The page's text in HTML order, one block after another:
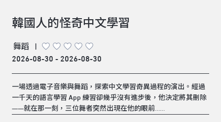
韓國人的怪奇中文學習
舞蹈
|
2026-08-30 - 2026-08-30
一場透過電子音樂與舞蹈，探索中文學習奇異過程的演出。經過
一千天的語言學習 App 練習卻幾乎沒有進步後，他決定將其刪除
——就在那一刻，三位舞者突然出現在他的眼前……